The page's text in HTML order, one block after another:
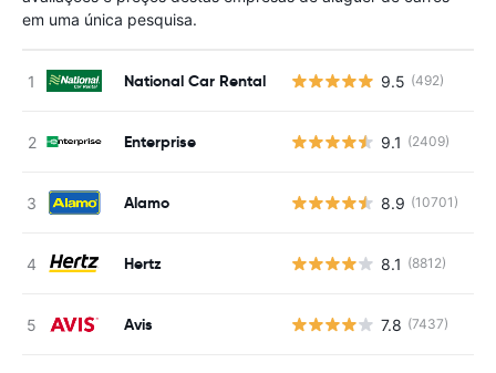
em uma única pesquisa.
National Car Rental 9.5 (492)
Enterprise 9.1 (2409)
Alamo 8.9 (10701)
Hertz 8.1 (8812)
Avis 7.8 (7437)